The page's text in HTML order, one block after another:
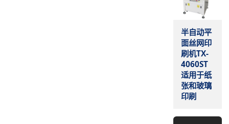
半自动平
面丝网印
刷机TX-
4060ST
适用于纸
张和玻璃
印刷